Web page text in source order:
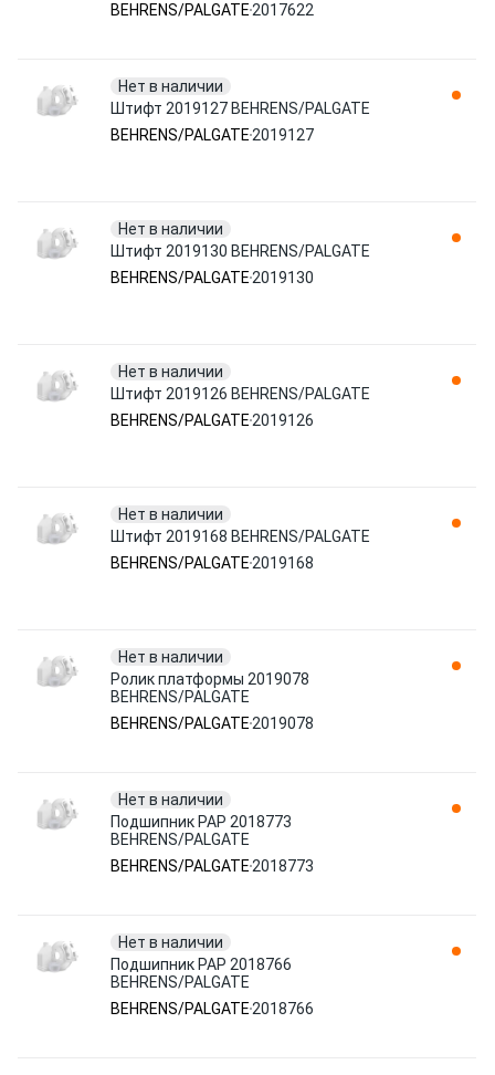
BEHRENS/PALGATE 2017622
Нет в наличии
Штифт 2019127 BEHRENS/PALGATE
BEHRENS/PALGATE 2019127
Нет в наличии
Штифт 2019130 BEHRENS/PALGATE
BEHRENS/PALGATE 2019130
Нет в наличии
Штифт 2019126 BEHRENS/PALGATE
BEHRENS/PALGATE 2019126
Нет в наличии
Штифт 2019168 BEHRENS/PALGATE
BEHRENS/PALGATE 2019168
Нет в наличии
Ролик платформы 2019078
BEHRENS/PALGATE
BEHRENS/PALGATE 2019078
Нет в наличии
Подшипник PAP 2018773
BEHRENS/PALGATE
BEHRENS/PALGATE 2018773
Нет в наличии
Подшипник PAP 2018766
BEHRENS/PALGATE
BEHRENS/PALGATE 2018766